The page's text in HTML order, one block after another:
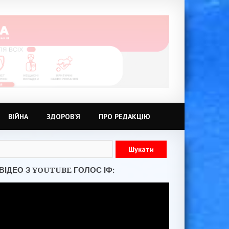
ВІЙНА ЗДОРОВ’Я ПРО РЕДАКЦІЮ
З YOUTUBE ГОЛОС ІФ: